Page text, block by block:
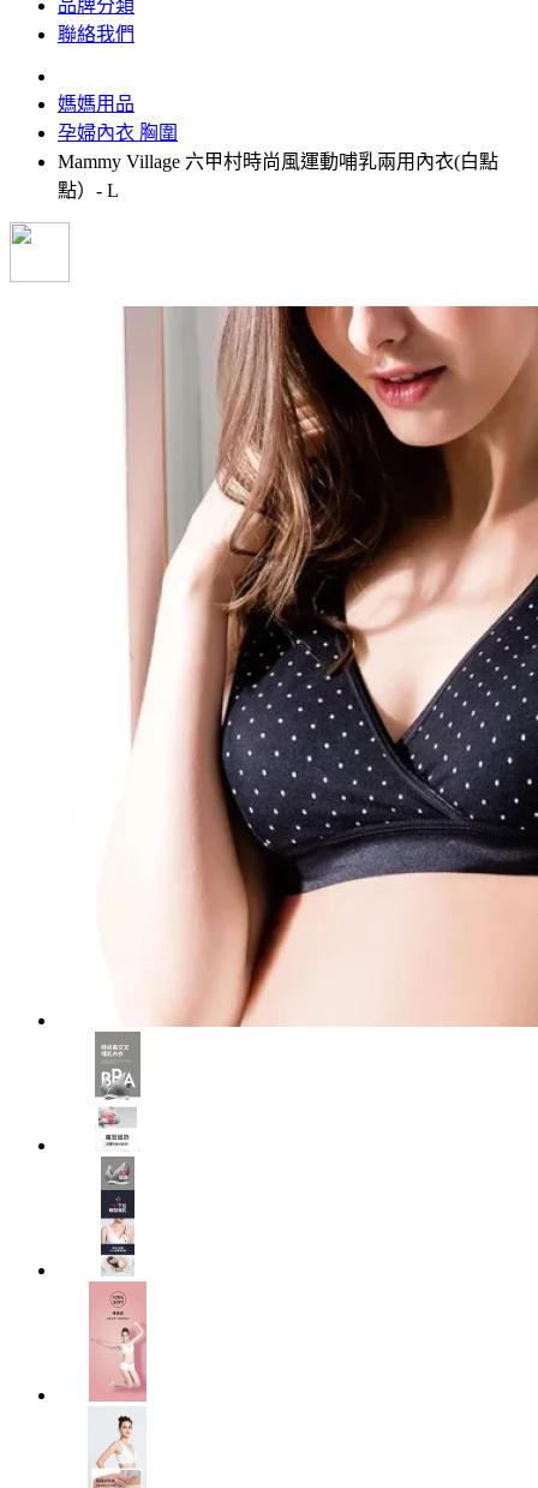
品牌分類
聯絡我們
媽媽用品
孕婦內衣 胸圍
Mammy Village 六甲村時尚風運動哺乳兩用內衣(白點
點）- L